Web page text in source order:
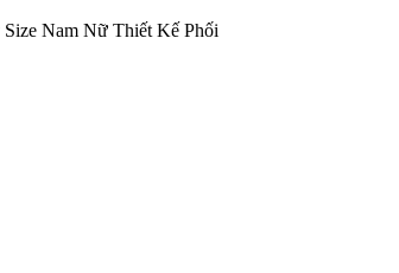
Nam Nữ Thiết Kế Phối